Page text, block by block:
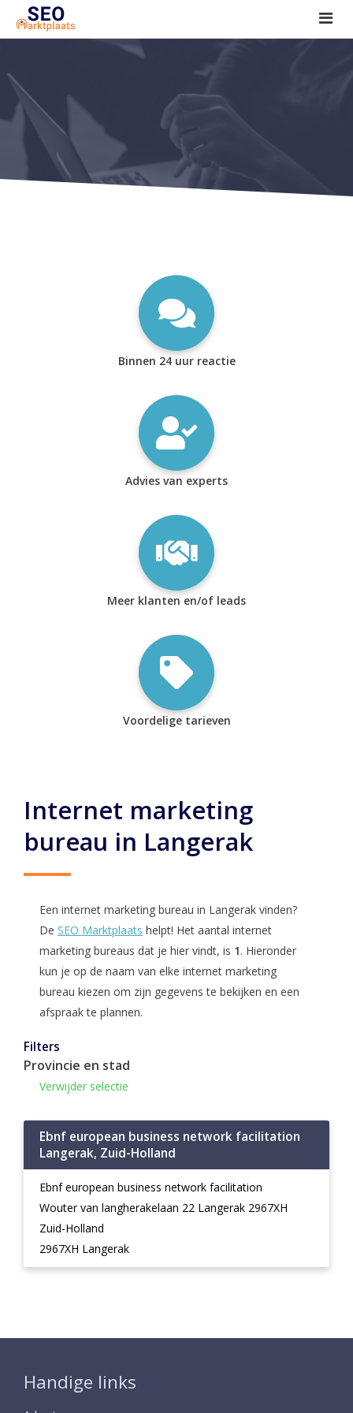
SEO tools reviews
Marketeer bij jou in de buurt?
Offerte
1. Seo voor beginners +
2. Onderzoeken +
Binnen 24 uur reactie
Advies van experts
Meer klanten en/of leads
Voordelige tarieven
Internet marketing
bureau in Langerak
Een internet marketing bureau in Langerak vinden?
De SEO Marktplaats helpt! Het aantal internet
marketing bureaus dat je hier vindt, is 1. Hieronder
kun je op de naam van elke internet marketing
bureau kiezen om zijn gegevens te bekijken en een
afspraak te plannen.
Filters
Provincie en stad
Verwijder selectie
Ebnf european business network facilitation
Langerak, Zuid-Holland
Ebnf european business network facilitation
Wouter van langherakelaan 22 Langerak 2967XH
Zuid-Holland
2967XH Langerak
Handige links